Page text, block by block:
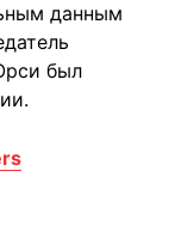
данным
был
Whatsapp
в Messenger
в LinkedIn